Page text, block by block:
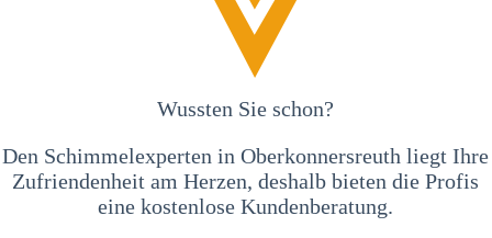
Wussten Sie schon?
Den Schimmelexperten in Oberkonnersreuth liegt Ihre
Zufriendenheit am Herzen, deshalb bieten die Profis
eine kostenlose Kundenberatung.